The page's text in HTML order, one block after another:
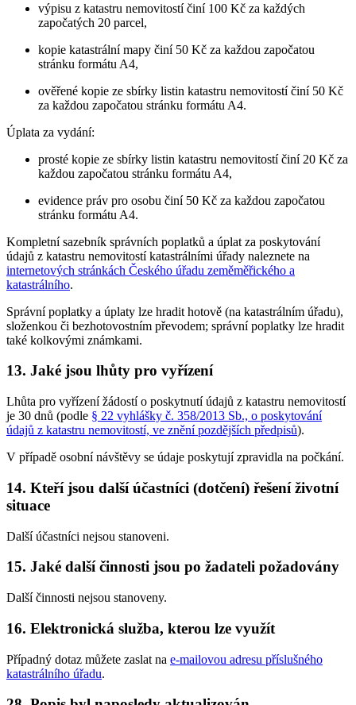
výpisu z katastru nemovitostí činí 100 Kč za každých
započatých 20 parcel,
kopie katastrální mapy činí 50 Kč za každou započatou
stránku formátu A4,
ověřené kopie ze sbírky listin katastru nemovitostí činí 50 Kč
za každou započatou stránku formátu A4.
Úplata za vydání:
prosté kopie ze sbírky listin katastru nemovitostí činí 20 Kč za
každou započatou stránku formátu A4,
evidence práv pro osobu činí 50 Kč za každou započatou
stránku formátu A4.
Kompletní sazebník správních poplatků a úplat za poskytování
údajů z katastru nemovitostí katastrálními úřady naleznete na
internetových stránkách Českého úřadu zeměměřického a
katastrálního.
Správní poplatky a úplaty lze hradit hotově (na katastrálním úřadu),
složenkou či bezhotovostním převodem; správní poplatky lze hradit
také kolkovými známkami.
13. Jaké jsou lhůty pro vyřízení
Lhůta pro vyřízení žádostí o poskytnutí údajů z katastru nemovitostí
je 30 dnů (podle § 22 vyhlášky č. 358/2013 Sb., o poskytování
údajů z katastru nemovitostí, ve znění pozdějších předpisů).
V případě osobní návštěvy se údaje poskytují zpravidla na počkání.
14. Kteří jsou další účastníci (dotčení) řešení životní
situace
Další účastníci nejsou stanoveni.
15. Jaké další činnosti jsou po žadateli požadovány
Další činnosti nejsou stanoveny.
16. Elektronická služba, kterou lze využít
Případný dotaz můžete zaslat na e-mailovou adresu příslušného
katastrálního úřadu.